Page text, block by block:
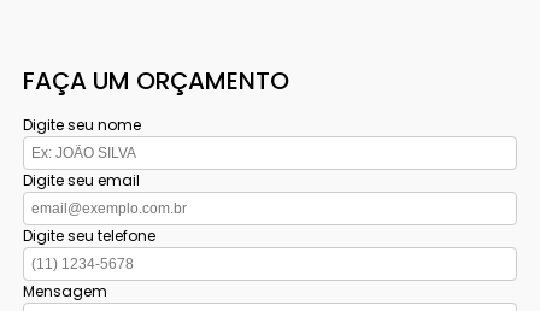
FAÇA UM ORÇAMENTO
Digite seu nome
Digite seu email
Digite seu telefone
Mensagem